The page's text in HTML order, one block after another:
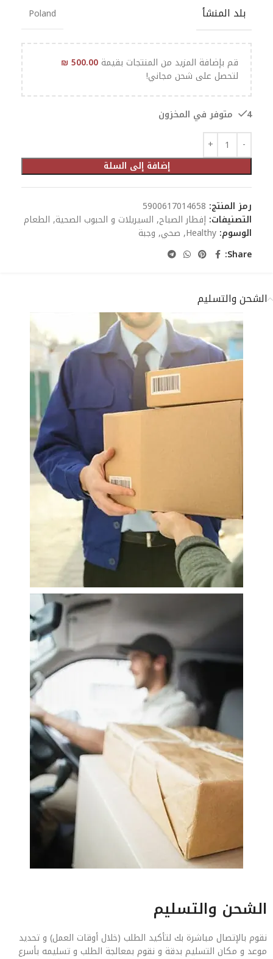
بلد المنشأ Poland
قم بإضافة المزيد من المنتجات بقيمة ₪500.00
لتحصل على شحن مجاني!
4 متوفر في المخزون
إضافة إلى السلة
رمز المنتج: 5900617014658
التصنيفات: إفطار الصباح, السيريلات و الحبوب الصحية, الطعام
الوسوم: Healthy
, صحي, وجبة
Share:
الشحن والتسليم
الشحن والتسليم
نقوم بالإتصال مباشرة بك لتأكيد الطلب (خلال أوقات العمل) و تحديد
موعد و مكان التسليم بدقة و نقوم بمعالجة الطلب و تسليمه بأسرع